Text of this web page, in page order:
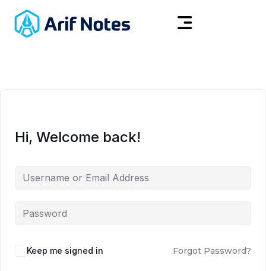
Hi, Welcome back!
Keep me signed in Forgot Password?